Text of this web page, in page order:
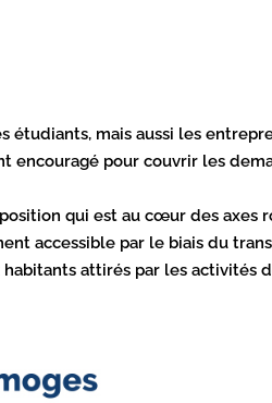
mais aussi les
encouragé pour couvrir les
qui est au cœur des axes
accessible par le biais du
attirés par les activités